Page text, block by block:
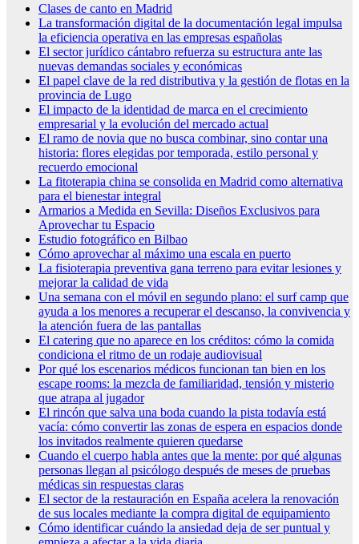
Clases de canto en Madrid
La transformación digital de la documentación legal impulsa
la eficiencia operativa en las empresas españolas
El sector jurídico cántabro refuerza su estructura ante las
nuevas demandas sociales y económicas
El papel clave de la red distributiva y la gestión de flotas en la
provincia de Lugo
El impacto de la identidad de marca en el crecimiento
empresarial y la evolución del mercado actual
El ramo de novia que no busca combinar, sino contar una
historia: flores elegidas por temporada, estilo personal y
recuerdo emocional
La fitoterapia china se consolida en Madrid como alternativa
para el bienestar integral
Armarios a Medida en Sevilla: Diseños Exclusivos para
Aprovechar tu Espacio
Estudio fotográfico en Bilbao
Cómo aprovechar al máximo una escala en puerto
La fisioterapia preventiva gana terreno para evitar lesiones y
mejorar la calidad de vida
Una semana con el móvil en segundo plano: el surf camp que
ayuda a los menores a recuperar el descanso, la convivencia y
la atención fuera de las pantallas
El catering que no aparece en los créditos: cómo la comida
condiciona el ritmo de un rodaje audiovisual
Por qué los escenarios médicos funcionan tan bien en los
escape rooms: la mezcla de familiaridad, tensión y misterio
que atrapa al jugador
El rincón que salva una boda cuando la pista todavía está
vacía: cómo convertir las zonas de espera en espacios donde
los invitados realmente quieren quedarse
Cuando el cuerpo habla antes que la mente: por qué algunas
personas llegan al psicólogo después de meses de pruebas
médicas sin respuestas claras
El sector de la restauración en España acelera la renovación
de sus locales mediante la compra digital de equipamiento
Cómo identificar cuándo la ansiedad deja de ser puntual y